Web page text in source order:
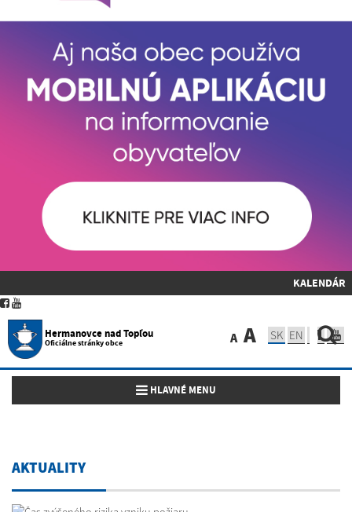
KALENDÁR
Hermanovce nad Topľou
Oficiálne stránky obce A A SK EN
Toggle navigation
HLAVNÉ MENU
AKTUALITY